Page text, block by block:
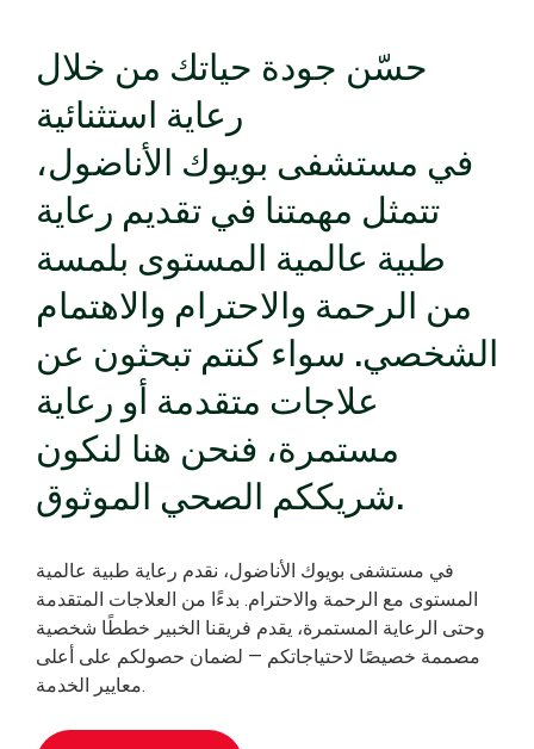
حسّن جودة حياتك من خلال
رعاية استثنائية
في مستشفى بويوك الأناضول،
تتمثل مهمتنا في تقديم رعاية
طبية عالمية المستوى بلمسة
من الرحمة والاحترام والاهتمام
الشخصي. سواء كنتم تبحثون عن
علاجات متقدمة أو رعاية
مستمرة، فنحن هنا لنكون
شريككم الصحي الموثوق.
في مستشفى بويوك الأناضول، نقدم رعاية طبية عالمية
المستوى مع الرحمة والاحترام. بدءًا من العلاجات المتقدمة
وحتى الرعاية المستمرة، يقدم فريقنا الخبير خططًا شخصية
مصممة خصيصًا لاحتياجاتكم — لضمان حصولكم على أعلى
معايير الخدمة.